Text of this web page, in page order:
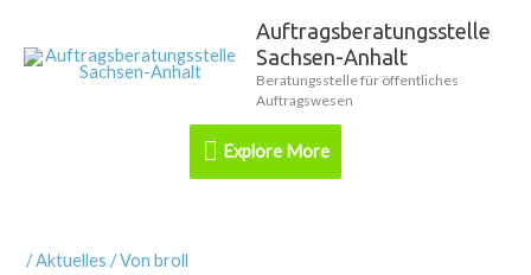
Inhalt
Auftragsberatungsstelle
Sachsen-Anhalt
Beratungsstelle für öffentliches
Auftragswesen
Explore
More
Explore More
/Aktuelles / Vonbroll